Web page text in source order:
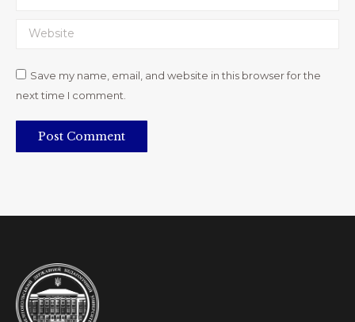
Website
Save my name, email, and website in this browser for the
next time I comment.
Post Comment